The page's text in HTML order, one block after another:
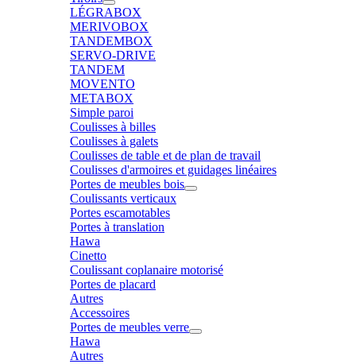
LÉGRABOX
MERIVOBOX
TANDEMBOX
SERVO-DRIVE
TANDEM
MOVENTO
METABOX
Simple paroi
Coulisses à billes
Coulisses à galets
Coulisses de table et de plan de travail
Coulisses d'armoires et guidages linéaires
Portes de meubles bois
Coulissants verticaux
Portes escamotables
Portes à translation
Hawa
Cinetto
Coulissant coplanaire motorisé
Portes de placard
Autres
Accessoires
Portes de meubles verre
Hawa
Autres